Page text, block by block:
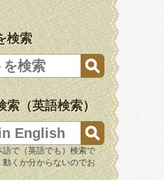
検索
索（英語検索）
語で（英語でも）検索で
動くか分からないのでお